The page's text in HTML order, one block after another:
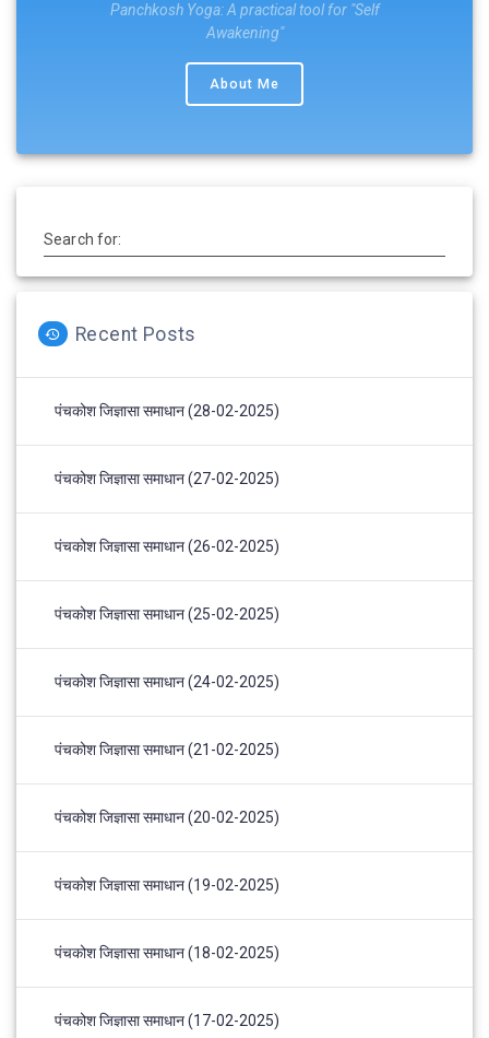
Panchkosh Yoga: A practical tool for "Self
Awakening"
About Me
Search for:
Recent Posts
पंचकोश जिज्ञासा समाधान (28-02-2025)
पंचकोश जिज्ञासा समाधान (27-02-2025)
पंचकोश जिज्ञासा समाधान (26-02-2025)
पंचकोश जिज्ञासा समाधान (25-02-2025)
पंचकोश जिज्ञासा समाधान (24-02-2025)
पंचकोश जिज्ञासा समाधान (21-02-2025)
पंचकोश जिज्ञासा समाधान (20-02-2025)
पंचकोश जिज्ञासा समाधान (19-02-2025)
पंचकोश जिज्ञासा समाधान (18-02-2025)
पंचकोश जिज्ञासा समाधान (17-02-2025)